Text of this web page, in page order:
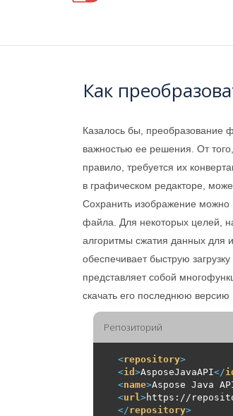
Как
Казалось бы, преобразование
важностью ее решения. От
правило, требуется их
в графическом редакторе,
Сохранить изображение можно
файла. Для некоторых целей,
алгоритмы сжатия данных для
обеспечивает быструю
представляет собой
скачать его последнюю
Репозиторий
<repository>
<id >AsposeJavaAPI</
<name>Aspose Java
<url>https://
</repository>